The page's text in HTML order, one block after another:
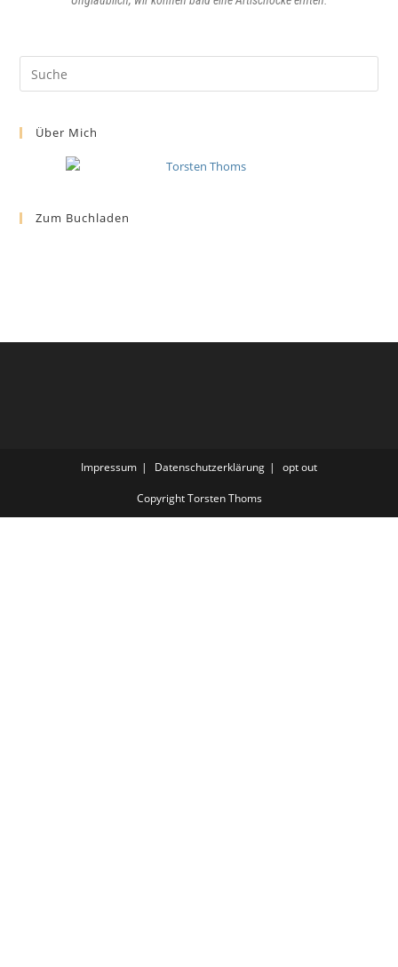
Über Mich
Zum Buchladen
Impressum Datenschutzerklärung opt out
Copyright Torsten Thoms